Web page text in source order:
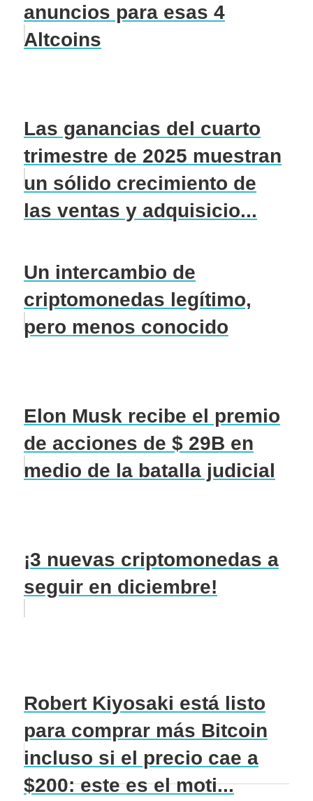
anuncios para esas 4
Altcoins
Las ganancias del cuarto
trimestre de 2025 muestran
un sólido crecimiento de
las ventas y adquisicio...
Un intercambio de
criptomonedas legítimo,
pero menos conocido
Elon Musk recibe el premio
de acciones de $ 29B en
medio de la batalla judicial
¡3 nuevas criptomonedas a
seguir en diciembre!
Robert Kiyosaki está listo
para comprar más Bitcoin
incluso si el precio cae a
$200: este es el moti...